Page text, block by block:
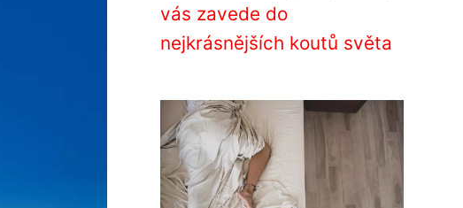
vás zavede do
nejkrásnějších koutů světa